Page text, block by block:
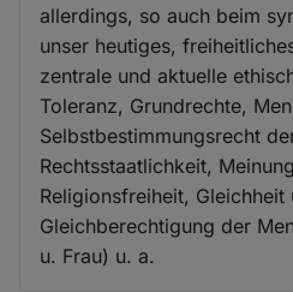
allerdings, so auch beim
unser heutiges,
zentrale und aktuelle
Toleranz, Grundrechte,
Selbstbestimmungsrecht
Rechtsstaatlichkeit,
Religionsfreiheit, Gleichheit
Gleichberechtigung der
u. Frau) u. a.